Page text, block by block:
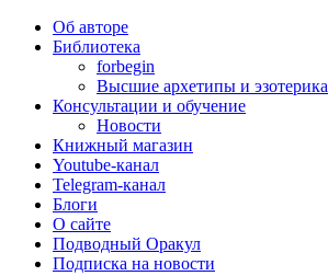
Об авторе
Библиотека
forbegin
Высшие архетипы и эзотерика
Консультации и обучение
Новости
Книжный магазин
Youtube-канал
Telegram-канал
Блоги
О сайте
Подводный Оракул
Подписка на новости